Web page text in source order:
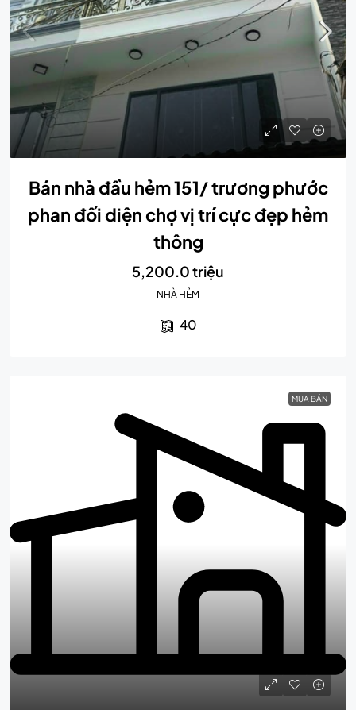
Bán nhà đầu hẻm 151/ trương phước
phan đối diện chợ vị trí cực đẹp hẻm
thông
5,200.0 triệu
NHÀ HẺM
40
MUA BÁN